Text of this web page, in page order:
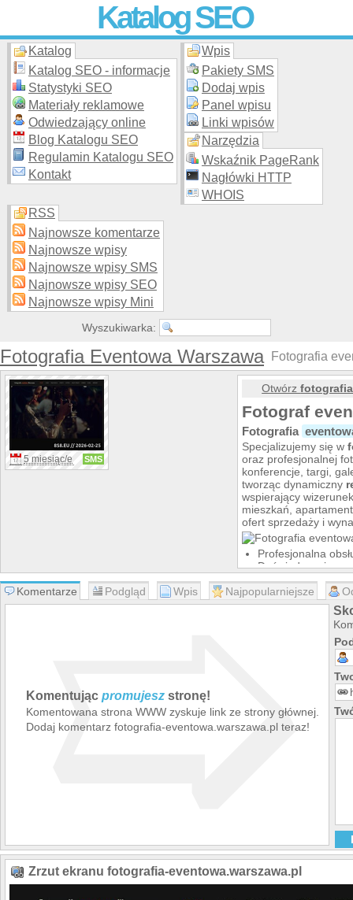
Katalog SEO
Skuteczna i promocja stron WWW –
moderowanego katalogu za darmo!
Katalog
Katalog SEO - informacje
Statystyki SEO
Materiały reklamowe
Odwiedzający online
Blog Katalogu SEO
Regulamin Katalogu SEO
Kontakt
Wpis
Pakiety SMS
Dodaj wpis
Panel wpisu
Linki wpisów
Narzędzia
Wskaźnik PageRank
Nagłówki HTTP
WHOIS
RSS
Najnowsze komentarze
Najnowsze wpisy
Najnowsze wpisy SMS
Najnowsze wpisy SEO
Najnowsze wpisy Mini
Wyszukiwarka:
Fotografia Eventowa Warszawa Fotografia
5 miesiąc/e SMS
Otwórz
Fotograf
Fotografia
Specjalizujemy się w
oraz profesjonalnej
konferencje, targi,
tworząc dynamiczny
wspierający
mieszkań,
ofert sprzedaży i
Profesjonalna
Doświadczenie w
(Realizujemy
wydarzeń.)
Indywidualne
Szybka selekcja i
Materiały gotowe
Fotografia
Reportaż
Fotografia
Zdjęcia do
Relacje do social
Fotografia
Komentarze Podgląd Wpis Najpopularniejsze
Komentując promujesz stronę!
Komentowana strona WWW zyskuje link ze strony głównej.
Dodaj komentarz fotografia-eventowa.warszawa.pl teraz!
➯
Zrzut ekranu fotografia-eventowa.warszawa.pl